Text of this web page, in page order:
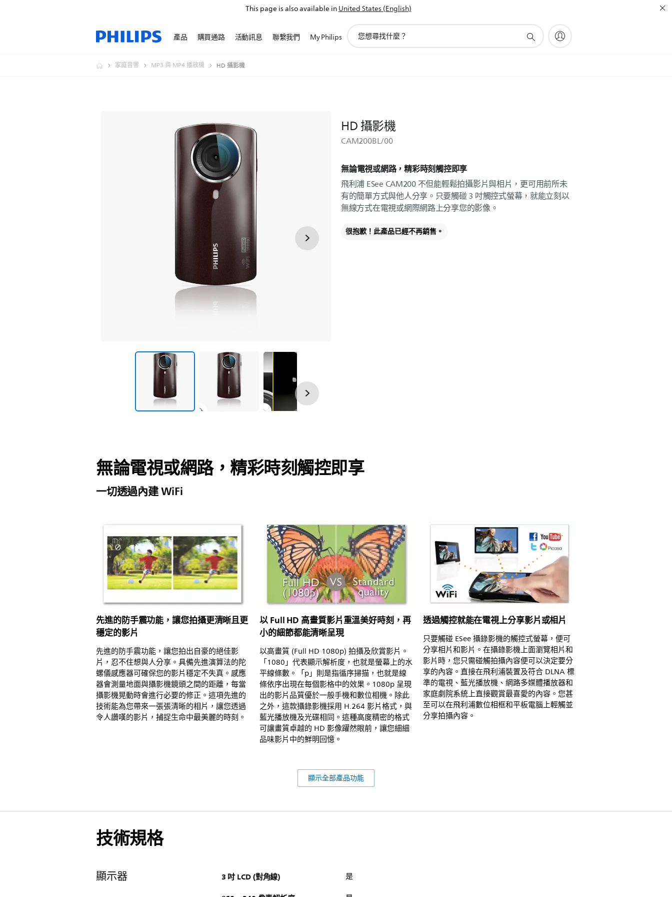
This page is also available inUnited States (English)
產品 購買通路 活動訊息 聯繫我們 My Philips
家庭音響 MP3 與 MP4 播放機 HD 攝影機
HD 攝影機
CAM200BL/00
無論電視或網路，精彩時刻觸控即享
飛利浦 ESee CAM200 不但能輕鬆拍攝影片與相片，更可用前所未
有的簡單方式與他人分享。只要觸碰 3 吋觸控式螢幕，就能立刻以
無線方式在電視或網際網路上分享您的影像。
很抱歉！此產品已經不再銷售。
無論電視或網路，精彩時刻觸控即享
一切透過內建 WiFi
先進的防手震功能，讓您拍攝更清晰且更
穩定的影片
先進的防手震功能，讓您拍出自豪的絕佳影
片，忍不住想與人分享。具備先進演算法的陀
螺儀感應器可確保您的影片穩定不失真。感應
器會測量地面與攝影機鏡頭之間的距離，每當
攝影機晃動時會進行必要的修正。這項先進的
技術能為您帶來一張張清晰的相片，讓您透過
令人讚嘆的影片，捕捉生命中最美麗的時刻。
以 Full HD 高畫質影片重溫美好時刻，再
小的細節都能清晰呈現
以高畫質 (Full HD 1080p) 拍攝及欣賞影片。
「1080」代表顯示解析度，也就是螢幕上的水
平線條數。「p」則是指循序掃描，也就是線
條依序出現在每個影格中的效果。1080p 呈現
出的影片品質優於一般手機和數位相機。除此
之外，這款攝錄影機採用 H.264 影片格式，與
藍光播放機及光碟相同。這種高度精密的格式
可讓畫質卓越的 HD 影像躍然眼前，讓您細細
品味影片中的鮮明回憶。
透過觸控就能在電視上分享影片或相片
只要觸碰 ESee 攝錄影機的觸控式螢幕，便可
分享相片和影片。在攝錄影機上面瀏覽相片和
影片時，您只需碰觸拍攝內容便可以決定要分
享的內容。直接在飛利浦裝置及符合 DLNA 標
準的電視、藍光播放機、網路多媒體播放器和
家庭劇院系統上直接觀賞最喜愛的內容。您甚
至可以在飛利浦數位相框和平板電腦上輕觸並
分享拍攝內容。
顯示全部產品功能
技術規格
顯示器 3 吋 LCD (對角線) 是